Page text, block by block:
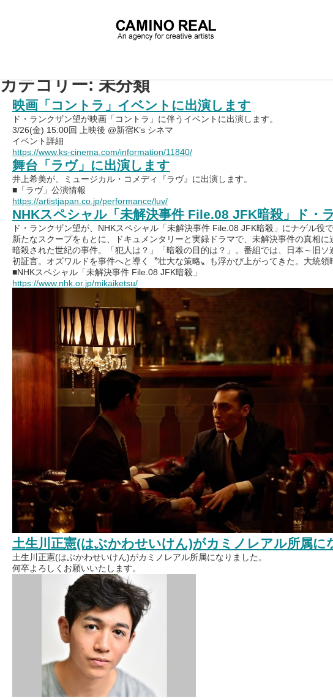
カテゴリー: 未分類
映画「コントラ」イベントに出演します
ド・ランクザン望が映画「コントラ」に伴うイベントに出演します。
3/26(金) 15:00回 上映後 @新宿K’s シネマ
イベント詳細
https://www.ks-cinema.com/information/11840/
舞台「ラヴ」に出演します
井上希美が、ミュージカル・コメディ『ラヴ』に出演します。
■「ラヴ」公演情報
https://artistjapan.co.jp/performance/luv/
NHKスペシャル「未解決事件 File.08 JFK暗殺」ド・
ド・ランクザン望が、NHKスペシャル「未解決事件 File.08 JFK暗殺」にナゲル役で
新たなスクープをもとに、ドキュメンタリーと実録ドラマで、未解決事件の真相
暗殺された世紀の事件。「犯人は？」「暗殺の目的は？」。番組では、日本～旧
初証言。オズワルドを事件へと導く〝壮大な策略〟も浮かび上がってきた。大統領
■NHKスペシャル「未解決事件 File.08 JFK暗殺」
https://www.nhk.or.jp/mikaiketsu/
土生川正憲(はぶかわせいけん)がカミノレアル所属に
土生川正憲(はぶかわせいけん)がカミノレアル所属になりました。
何卒よろしくお願いいたします。